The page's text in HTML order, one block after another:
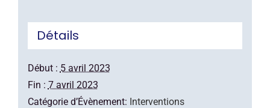
Détails
Début : 5 avril 2023
Fin : 7 avril 2023
Catégorie d’Évènement: Interventions